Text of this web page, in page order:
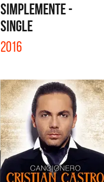
SIMPLEMENTE -
SINGLE
2016